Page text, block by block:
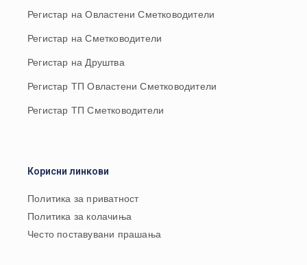
Регистар на Овластени Сметководители
Регистар на Сметководители
Регистар на Друштва
Регистар ТП Овластени Сметководители
Регистар ТП Сметководители
Корисни линкови
Политика за приватност
Политика за колачиња
Често поставувани прашања